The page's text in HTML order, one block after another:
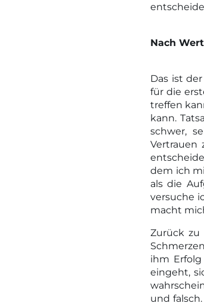
Nach
Das ist
für die
treffen
kann.
schwer,
Vertrauen
dem ich
als die
versuche
macht
Zurück
ihm
eingeht,
und